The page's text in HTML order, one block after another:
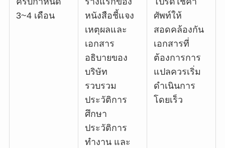
3~4 เดือน
หนังสือชี้แจง
เหตุผลและ
เอกสาร
อธิบายของ
บริษัท
รวบรวม
ประวัติการ
ศึกษา
ประวัติการ
ทำงาน และ
ศัพท์ให้
สอดคล้องกัน
เอกสารที่
ต้องการการ
แปลควรเริ่ม
ดำเนินการ
โดยเร็ว